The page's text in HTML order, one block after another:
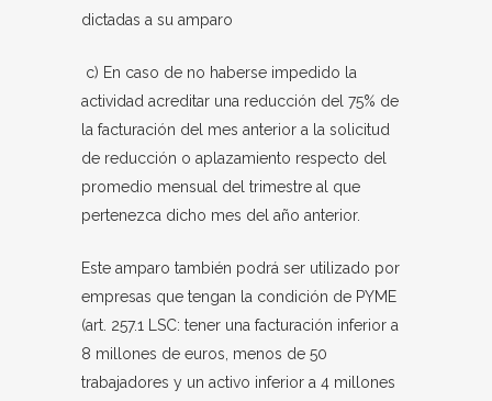
dictadas a su amparo
c) En caso de no haberse impedido la
actividad acreditar una reducción del 75% de
la facturación del mes anterior a la solicitud
de reducción o aplazamiento respecto del
promedio mensual del trimestre al que
pertenezca dicho mes del año anterior.
Este amparo también podrá ser utilizado por
empresas que tengan la condición de PYME
(art. 257.1 LSC: tener una facturación inferior a
8 millones de euros, menos de 50
trabajadores y un activo inferior a 4 millones